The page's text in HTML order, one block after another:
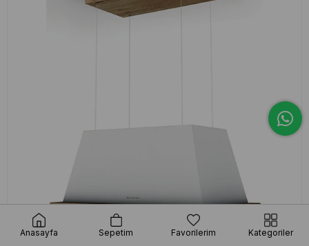
Anasayfa Sepetim Favorilerim Kategoriler